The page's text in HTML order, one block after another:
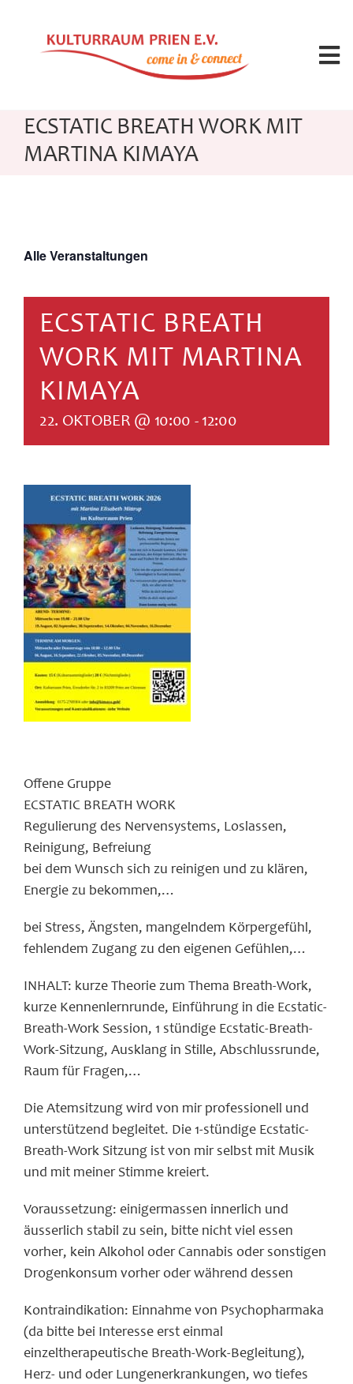
springen
Angebote
Über uns
SUCHE
NACH:
ECSTATIC BREATH WORK MIT
MARTINA KIMAYA
Alle Veranstaltungen
ECSTATIC BREATH
WORK MIT MARTINA
KIMAYA
22. OKTOBER @ 10:00 - 12:00
Offene Gruppe
ECSTATIC BREATH WORK
Regulierung des Nervensystems, Loslassen,
Reinigung, Befreiung
bei dem Wunsch sich zu reinigen und zu klären,
Energie zu bekommen,…
bei Stress, Ängsten, mangelndem Körpergefühl,
fehlendem Zugang zu den eigenen Gefühlen,…
INHALT: kurze Theorie zum Thema Breath-Work,
kurze Kennenlernrunde, Einführung in die Ecstatic-
Breath-Work Session, 1 stündige Ecstatic-Breath-
Work-Sitzung, Ausklang in Stille, Abschlussrunde,
Raum für Fragen,…
Die Atemsitzung wird von mir professionell und
unterstützend begleitet. Die 1-stündige Ecstatic-
Breath-Work Sitzung ist von mir selbst mit Musik
und mit meiner Stimme kreiert.
Voraussetzung: einigermassen innerlich und
äusserlich stabil zu sein, bitte nicht viel essen
vorher, kein Alkohol oder Cannabis oder sonstigen
Drogenkonsum vorher oder während dessen
Kontraindikation: Einnahme von Psychopharmaka
(da bitte bei Interesse erst einmal
einzeltherapeutische Breath-Work-Begleitung),
Herz- und oder Lungenerkrankungen, wo tiefes